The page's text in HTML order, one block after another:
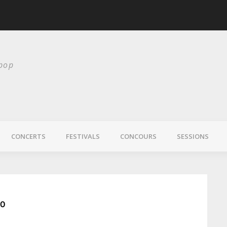
CONCERTS FESTIVALS CONCOURS SESSIONS